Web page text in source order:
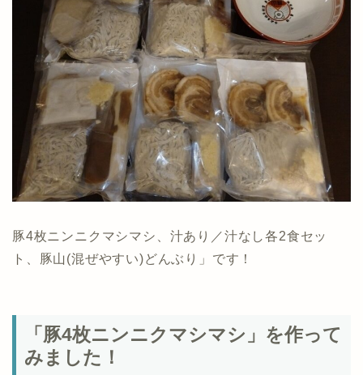
豚4枚ニンニクマシマシ、汁あり／汁なし各2食セッ
ト、豚山(混ぜやすい)どんぶり」です！
「豚4枚ニンニクマシマシ」を作って
みました！